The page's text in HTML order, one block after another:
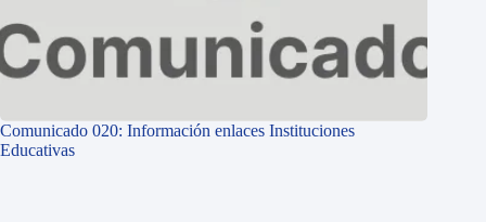
Comunicado 020: Información enlaces Instituciones
Educativas